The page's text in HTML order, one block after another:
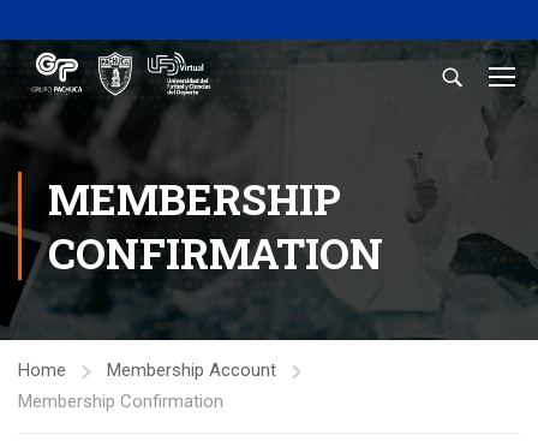
MEMBERSHIP
CONFIRMATION
Home
Membership Account
Membership Confirmation